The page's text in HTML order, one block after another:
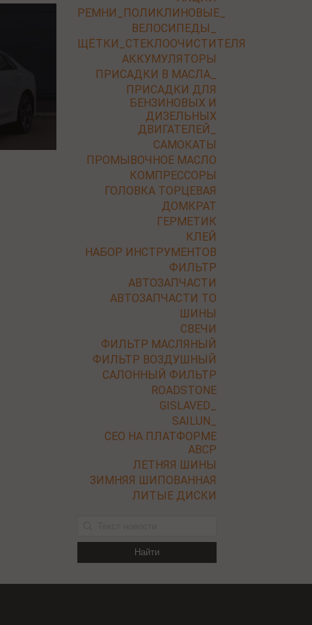
РЕМНИ_ПОЛИКЛИНОВЫЕ_
ВЕЛОСИПЕДЫ_
ЩЁТКИ_СТЕКЛООЧИСТИТЕЛЯ
АККУМУЛЯТОРЫ
ПРИСАДКИ В МАСЛА_
ПРИСАДКИ ДЛЯ
БЕНЗИНОВЫХ И
ДИЗЕЛЬНЫХ
ДВИГАТЕЛЕЙ_
САМОКАТЫ
ПРОМЫВОЧНОЕ МАСЛО
КОМПРЕССОРЫ
ГОЛОВКА ТОРЦЕВАЯ
ДОМКРАТ
ГЕРМЕТИК
КЛЕЙ
НАБОР ИНСТРУМЕНТОВ
ФИЛЬТР
АВТОЗАПЧАСТИ
АВТОЗАПЧАСТИ ТО
ШИНЫ
СВЕЧИ
ФИЛЬТР МАСЛЯНЫЙ
ФИЛЬТР ВОЗДУШНЫЙ
САЛОННЫЙ ФИЛЬТР
ROADSTONE
GISLAVED_
SAILUN_
СЕО НА ПЛАТФОРМЕ
ABCP
ЛЕТНЯЯ ШИНЫ
ЗИМНЯЯ ШИПОВАННАЯ
ЛИТЫЕ ДИСКИ
Найти